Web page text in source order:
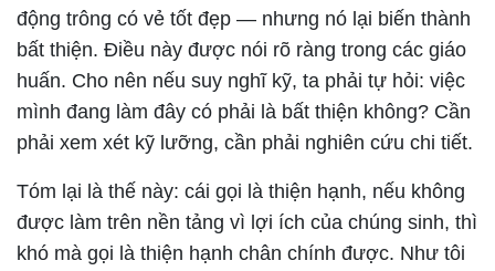
động trông có vẻ tốt đẹp — nhưng nó lại biến thành
bất thiện. Điều này được nói rõ ràng trong các giáo
huấn. Cho nên nếu suy nghĩ kỹ, ta phải tự hỏi: việc
mình đang làm đây có phải là bất thiện không? Cần
phải xem xét kỹ lưỡng, cần phải nghiên cứu chi tiết.
Tóm lại là thế này: cái gọi là thiện hạnh, nếu không
được làm trên nền tảng vì lợi ích của chúng sinh, thì
khó mà gọi là thiện hạnh chân chính được. Như tôi